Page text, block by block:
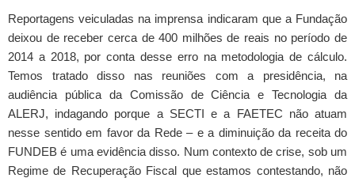
Reportagens veiculadas na imprensa indicaram que a Fundação
deixou de receber cerca de 400 milhões de reais no período de
2014 a 2018, por conta desse erro na metodologia de cálculo.
Temos tratado disso nas reuniões com a presidência, na
audiência pública da Comissão de Ciência e Tecnologia da
ALERJ, indagando porque a SECTI e a FAETEC não atuam
nesse sentido em favor da Rede – e a diminuição da receita do
FUNDEB é uma evidência disso. Num contexto de crise, sob um
Regime de Recuperação Fiscal que estamos contestando, não